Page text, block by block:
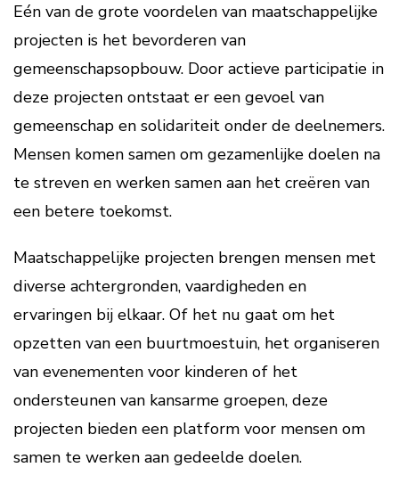
Eén van de grote voordelen van maatschappelijke
projecten is het bevorderen van
gemeenschapsopbouw. Door actieve participatie in
deze projecten ontstaat er een gevoel van
gemeenschap en solidariteit onder de deelnemers.
Mensen komen samen om gezamenlijke doelen na
te streven en werken samen aan het creëren van
een betere toekomst.
Maatschappelijke projecten brengen mensen met
diverse achtergronden, vaardigheden en
ervaringen bij elkaar. Of het nu gaat om het
opzetten van een buurtmoestuin, het organiseren
van evenementen voor kinderen of het
ondersteunen van kansarme groepen, deze
projecten bieden een platform voor mensen om
samen te werken aan gedeelde doelen.